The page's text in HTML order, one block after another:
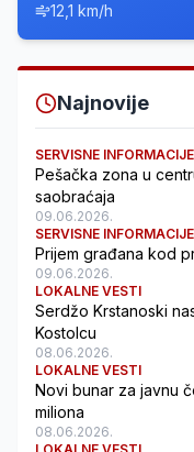
12,1 km/h
Najnovije
SERVISNE INFORMACIJE
Pešačka zona u
saobraćaja
09.06.2026.
SERVISNE INFORMACIJE
Prijem građana kod
09.06.2026.
LOKALNE VESTI
Serdžo Krstanoski
Kostolcu
08.06.2026.
LOKALNE VESTI
Novi bunar za javnu
miliona
08.06.2026.